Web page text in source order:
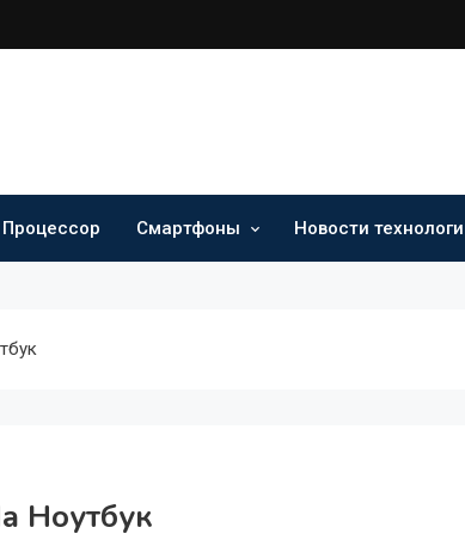
Процессор Смартфоны Новости
Ноутбук